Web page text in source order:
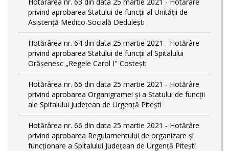
privind aprobarea Statului de funcții al Unității de
Asistență Medico-Socială Dedulești
Hotărârea nr. 64 din data 25 martie 2021 - Hotărâre
privind aprobarea Statului de funcţii al Spitalului
Orășenesc „Regele Carol I" Costești
Hotărârea nr. 65 din data 25 martie 2021 - Hotărâre
privind aprobarea Organigramei și a Statului de funcții
ale Spitalului Județean de Urgență Pitești
Hotărârea nr. 66 din data 25 martie 2021 - Hotărâre
privind aprobarea Regulamentului de organizare și
funcționare a Spitalului Județean de Urgență Pitești